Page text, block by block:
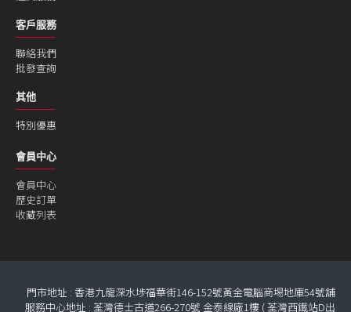
客戶服務
聯絡我們
批發查詢
其他
特別優惠
會員中心
會員中心
歷史訂單
收藏列表
門市地址 : 香港九龍深水埗福華街146-152號黃金電腦商埸地庫54號舖
服務中心地址 : 荃灣德士古道266-270號 金泰線廠1樓 ( 荃灣西鐵站D出